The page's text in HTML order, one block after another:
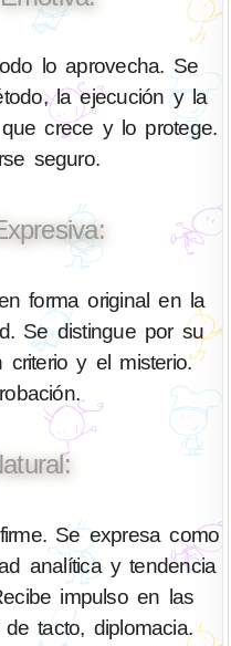
lo aprovecha. Se
la ejecución y la
crece y lo protege.
seguro.
forma original en la
Se distingue por su
y el misterio.
Se expresa como
analítica y tendencia
impulso en las
tacto, diplomacia.